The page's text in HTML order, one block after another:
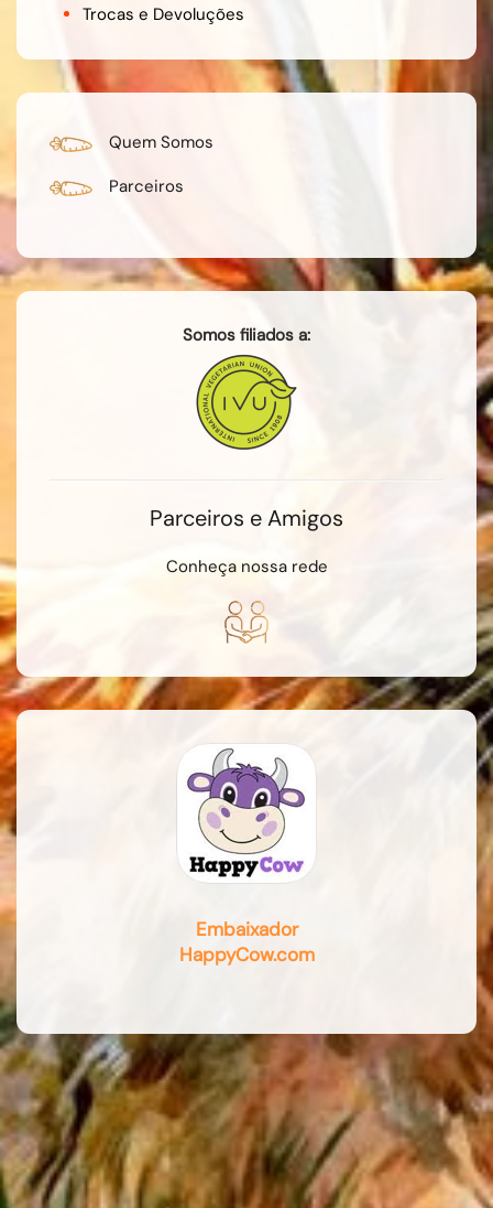
Trocas e Devoluções
Quem Somos
Parceiros
Somos filiados a:
Parceiros e Amigos
Conheça nossa rede
Embaixador
HappyCow.com